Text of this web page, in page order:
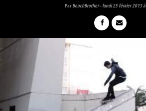
ParBeachBrother-lundi 25 février 2013